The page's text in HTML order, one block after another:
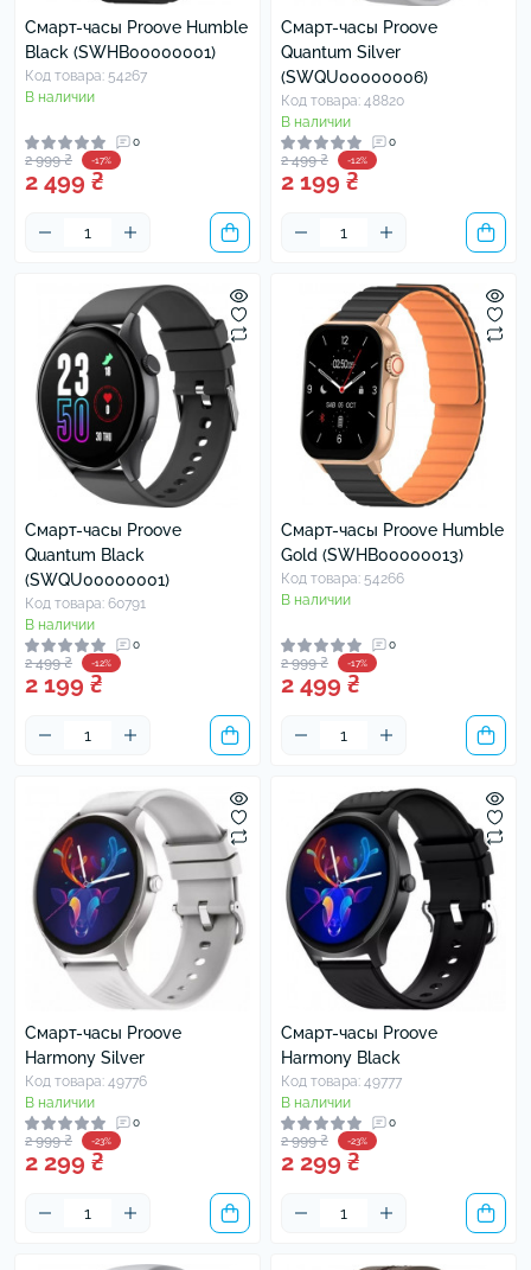
Смарт-часы Proove Humble
Black (SWHB00000001)
Код товара: 54267
В наличии
0
2 999 ₴ -17%
2 499 ₴
Смарт-часы Proove
Quantum Silver
(SWQU00000006)
Код товара: 48820
В наличии
0
2 499 ₴ -12%
2 199 ₴
Смарт-часы Proove
Quantum Black
(SWQU00000001)
Код товара: 60791
В наличии
0
2 499 ₴ -12%
2 199 ₴
Смарт-часы Proove Humble
Gold (SWHB00000013)
Код товара: 54266
В наличии
0
2 999 ₴ -17%
2 499 ₴
Смарт-часы Proove
Harmony Silver
Код товара: 49776
В наличии
0
2 999 ₴ -23%
2 299 ₴
Смарт-часы Proove
Harmony Black
Код товара: 49777
В наличии
0
2 999 ₴ -23%
2 299 ₴